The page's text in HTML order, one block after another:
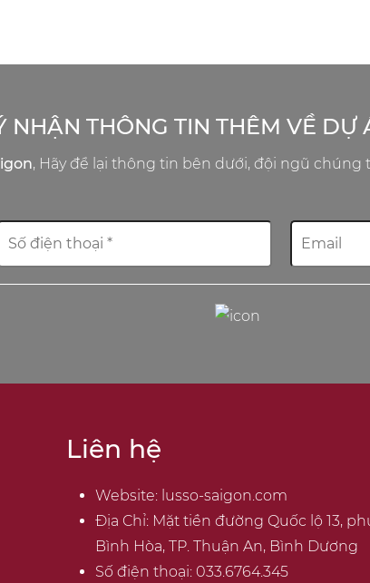
NHẬN THÔNG TIN THÊM VỀ DỰ
, Hãy để lại thông tin bên dưới, đội ngũ chúng
Liên hệ
Website: lusso-saigon.com
Địa Chỉ: Mặt tiền đường Quốc lộ 13,
Bình Hòa, TP. Thuận An, Bình Dương
Số điện thoại: 033.6764.345